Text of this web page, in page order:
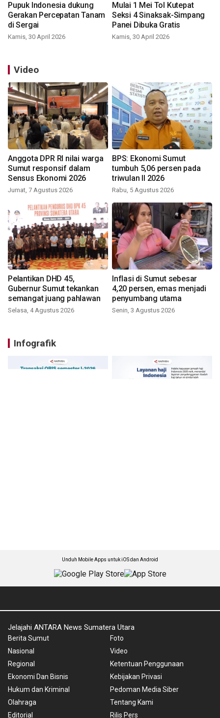
Pupuk Indonesia dukung
Gerakan Percepatan Tanam
di Sergai
Kamis, 30 April 2026
Mulai 1 Mei Tol Kutepat
Seksi 4 Sinaksak-Simpang
Panei Dibuka Gratis
Kamis, 30 April 2026
Video
Anggota DPR RI nilai warga
Sumut responsif dalam
Sensus Ekonomi 2026
Jumat, 7 Agustus 2026
BPS: Ekonomi Sumut
tumbuh 5,06 persen pada
triwulan II 2026
Rabu, 5 Agustus 2026
Pelantikan DHD 45,
Gubernur Sumut tekankan
semangat juang pahlawan
Selasa, 4 Agustus 2026
Inflasi di Sumut sebesar
4,20 persen, emas menjadi
penyumbang utama
Senin, 3 Agustus 2026
Infografik
Unduh Mobile Apps untuk iOS dan Android
Jelajahi ANTARA News Sumatera Utara
Berita Sumut
Nasional
Regional
Ekonomi Dan Bisnis
Hukum dan Kriminal
Olahraga
Editorial
Foto
Video
Ketentuan Penggunaan
Kebijakan Privasi
Pedoman Media Siber
Tentang Kami
Rilis Pers